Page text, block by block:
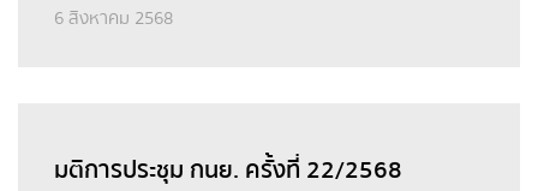
6 สิงหาคม 2568
มติการประชุม กนย. ครั้งที่ 22/2568